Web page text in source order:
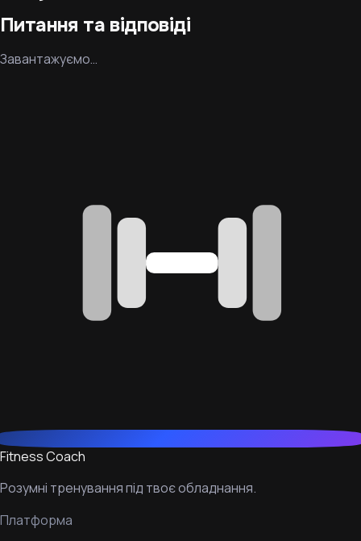
Питання та відповіді
Завантажуємо…
Fitness Coach
Розумні тренування під твоє обладнання.
Платформа